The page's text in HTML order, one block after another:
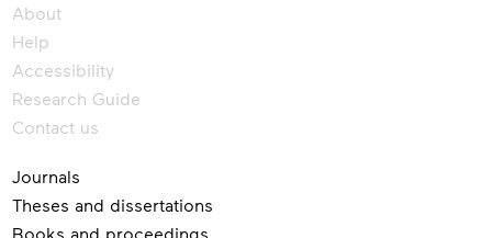
About
Help
Accessibility
Research Guide
Contact us
Journals
Theses and dissertations
Books and proceedings